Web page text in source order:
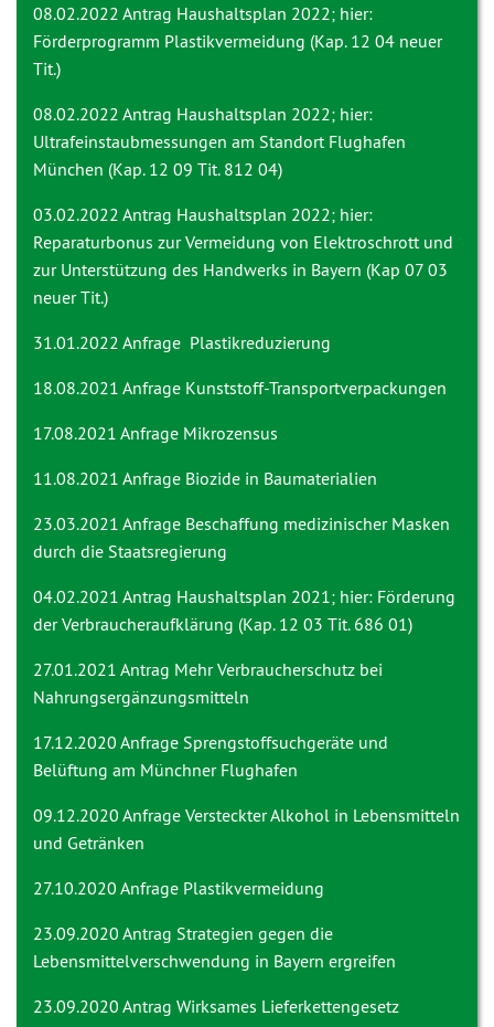
08.02.2022 Antrag Haushaltsplan 2022; hier:
Förderprogramm Plastikvermeidung (Kap. 12 04 neuer
Tit.)
08.02.2022 Antrag Haushaltsplan 2022; hier:
Ultrafeinstaubmessungen am Standort Flughafen
München (Kap. 12 09 Tit. 812 04)
03.02.2022 Antrag Haushaltsplan 2022; hier:
Reparaturbonus zur Vermeidung von Elektroschrott und
zur Unterstützung des Handwerks in Bayern (Kap 07 03
neuer Tit.)
31.01.2022 Anfrage Plastikreduzierung
18.08.2021 Anfrage Kunststoff-Transportverpackungen
17.08.2021 Anfrage Mikrozensus
11.08.2021 Anfrage Biozide in Baumaterialien
23.03.2021 Anfrage Beschaffung medizinischer Masken
durch die Staatsregierung
04.02.2021 Antrag Haushaltsplan 2021; hier: Förderung
der Verbraucheraufklärung (Kap. 12 03 Tit. 686 01)
27.01.2021 Antrag Mehr Verbraucherschutz bei
Nahrungsergänzungsmitteln
17.12.2020 Anfrage Sprengstoffsuchgeräte und
Belüftung am Münchner Flughafen
09.12.2020 Anfrage Versteckter Alkohol in Lebensmitteln
und Getränken
27.10.2020 Anfrage Plastikvermeidung
23.09.2020 Antrag Strategien gegen die
Lebensmittelverschwendung in Bayern ergreifen
23.09.2020 Antrag Wirksames Lieferkettengesetz